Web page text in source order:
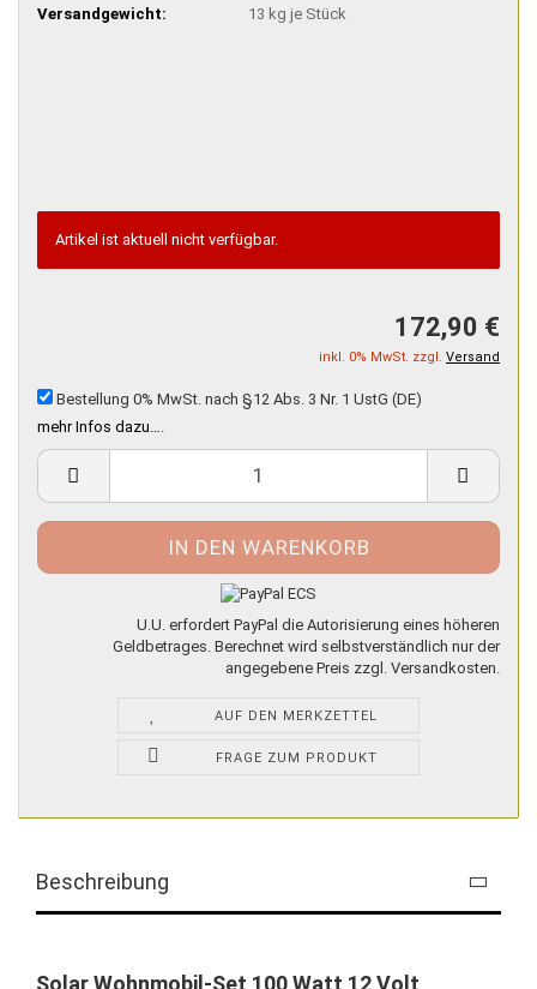
Versandgewicht:
13 kg je Stück
Artikel ist aktuell nicht verfügbar.
172,90 €
inkl. 0% MwSt. zzgl. Versand
Bestellung 0% MwSt. nach §12 Abs. 3 Nr. 1 UstG (DE)
mehr Infos dazu…
U.U. erfordert PayPal die Autorisierung eines höheren
Geldbetrages. Berechnet wird selbstverständlich nur der
angegebene Preis zzgl. Versandkosten.
AUF DEN MERKZETTEL
FRAGE ZUM PRODUKT
Beschreibung
Solar Wohnmobil-Set 100 Watt 12 Volt